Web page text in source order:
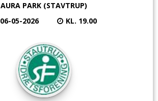
AURA PARK (STAVTRUP)
06-05-2026
KL. 19.00